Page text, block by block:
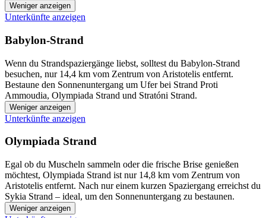
Weniger anzeigen
Unterkünfte anzeigen
Babylon-Strand
Wenn du Strandspaziergänge liebst, solltest du Babylon-Strand
besuchen, nur 14,4 km vom Zentrum von Aristotelis entfernt.
Bestaune den Sonnenuntergang um Ufer bei Strand Proti
Ammoudia, Olympiada Strand und Stratóni Strand.
Weniger anzeigen
Unterkünfte anzeigen
Olympiada Strand
Egal ob du Muscheln sammeln oder die frische Brise genießen
möchtest, Olympiada Strand ist nur 14,8 km vom Zentrum von
Aristotelis entfernt. Nach nur einem kurzen Spaziergang erreichst du
Sykia Strand – ideal, um den Sonnenuntergang zu bestaunen.
Weniger anzeigen